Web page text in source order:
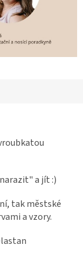
a jít :)
tak městské
a vzory.